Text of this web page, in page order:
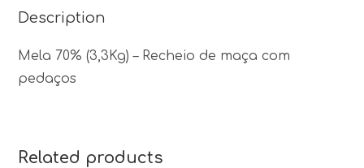
Description
Mela 70% (3,3Kg) – Recheio de maça com
pedaços
Related products